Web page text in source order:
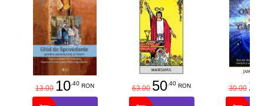
13.00 10.40 RON 63.00 50.40 RON 30.00 25